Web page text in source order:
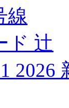
線
ド 辻